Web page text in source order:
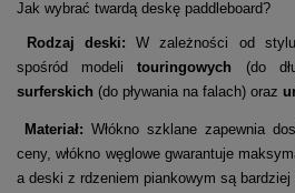
Jak wybrać twardą deskę paddleboard?
Rodzaj deski: W zależności od stylu
spośród modelitouringowych (do
surferskich (do pływania na falach) oraz
Materiał: Włókno szklane zapewnia
ceny, włókno węglowe gwarantuje
a deski z rdzeniem piankowym są bardziej